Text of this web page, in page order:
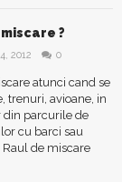
?
2012 0
atunci cand se
trenuri, avioane, in
parcurile de
cu barci sau
Raul de miscare